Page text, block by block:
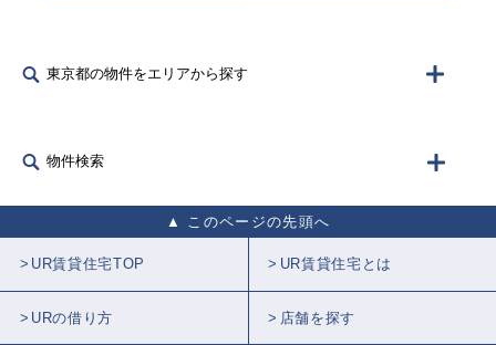
東京都の物件をエリアから探す
物件検索
このページの先頭へ
UR賃貸住宅TOP UR賃貸住宅とは
URの借り方 店舗を探す